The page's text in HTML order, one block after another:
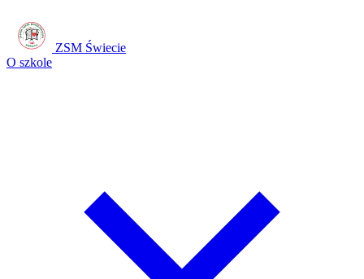
ZSM Świecie
O szkole